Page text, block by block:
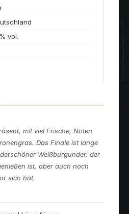
vol.
mit viel Frische, Noten
Das Finale ist lange
Weißburgunder, der
ist, aber auch noch
sich hat.